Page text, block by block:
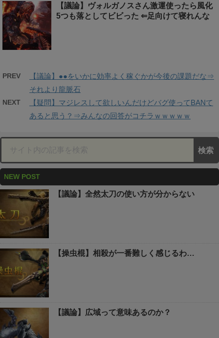
【議論】ヴォルガノスさん激運使ったら風化
5つも落としてビビった ⇐足向けて寝れんな
PREV
【議論】●●をいかに効率よく稼ぐかが今後の課題だな⇒
それより龍脈石
NEXT
【疑問】マジレスして欲しいんだけどバグ使ってBANて
あると思う？⇒みんなの回答がコチラｗｗｗｗｗ
NEW POST
【議論】全然太刀の使い方が分からない
【操虫棍】相殺が一番難しく感じるわ…
【議論】広域って意味あるのか？